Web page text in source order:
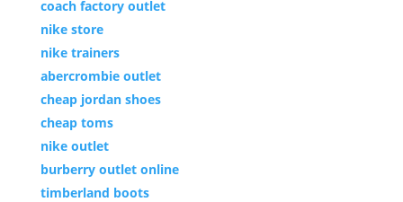
coach factory outlet
nike store
nike trainers
abercrombie outlet
cheap jordan shoes
cheap toms
nike outlet
burberry outlet online
timberland boots